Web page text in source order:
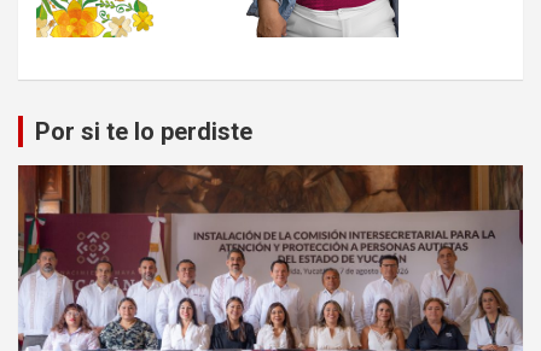
Por si te lo perdiste